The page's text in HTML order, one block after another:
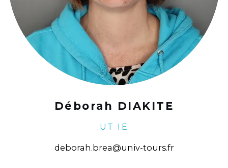
Déborah DIAKITE
UT IE
deborah.brea@univ-tours.fr